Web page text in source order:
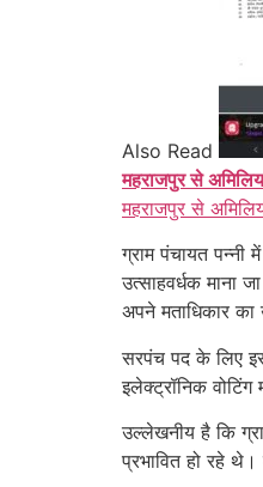
Also Read
महराजपुर से
महराजपुर से
ग्राम पंचायत
उत्साहवर्धक माना
अपने मताधिकार
सरपंच पद के लिए इस
इलेक्ट्रॉनिक
उल्लेखनीय है कि
प्रभावित हो रहे